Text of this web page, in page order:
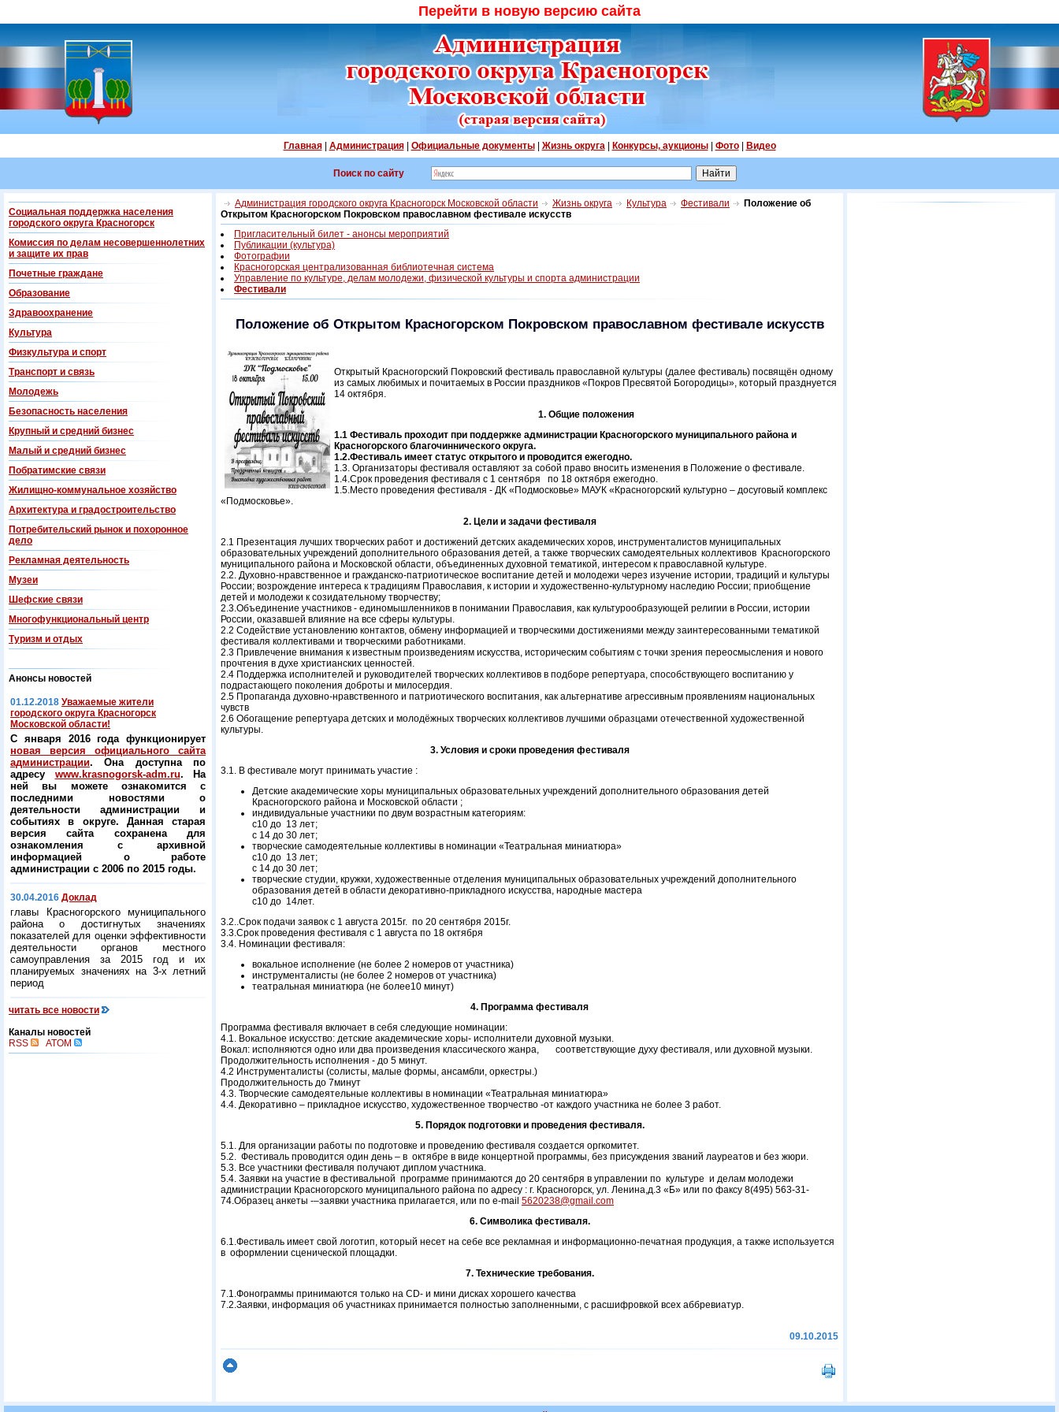
Перейти в новую версию сайта
Главная| Администрация| Официальные документы| Жизнь округа| Конкурсы, аукционы| Фото| Видео
Поиск по сайту
Социальная поддержка населения
городского округа Красногорск
Комиссия по делам несовершеннолетних
и защите их прав
Почетные граждане
Образование
Здравоохранение
Культура
Физкультура и спорт
Транспорт и связь
Молодежь
Безопасность населения
Крупный и средний бизнес
Малый и средний бизнес
Побратимские связи
Жилищно-коммунальное хозяйство
Архитектура и градостроительство
Потребительский рынок и похоронное
дело
Рекламная деятельность
Музеи
Шефские связи
Многофункциональный центр
Туризм и отдых
Анонсы новостей
01.12.2018 Уважаемые жители
городского округа Красногорск
Московской области!
С января 2016 года функционирует
новая версия официального сайта
администрации. Она доступна по
адресу www.krasnogorsk-adm.ru. На
ней вы можете ознакомится с
последними новостями о
деятельности администрации и
событиях в округе. Данная старая
версия сайта сохранена для
ознакомления с архивной
информацией о работе
администрации с 2006 по 2015 годы.
30.04.2016 Доклад
главы Красногорского муниципального
района о достигнутых значениях
показателей для оценки эффективности
деятельности органов местного
самоуправления за 2015 год и их
планируемых значениях на 3-х летний
период
читать все новости
Каналы новостей
RSS
ATOM
Администрация городского округа Красногорск Московской области Жизнь округа Культура Фестивали
Положение об
Открытом Красногорском Покровском православном фестивале искусств
Пригласительный билет - анонсы мероприятий
Публикации (культура)
Фотографии
Красногорская централизованная библиотечная система
Управление по культуре, делам молодежи, физической культуры и спорта администрации
Фестивали
Положение об Открытом Красногорском Покровском православном фестивале искусств
Открытый Красногорский Покровский фестиваль православной культуры (далее фестиваль) посвящён одному
из самых любимых и почитаемых в России праздников «Покров Пресвятой Богородицы», который празднуется
14 октября.
1. Общие положения
1.1 Фестиваль проходит при поддержке администрации Красногорского муниципального района и
Красногорского благочиннического округа.
1.2.Фестиваль имеет статус открытого и проводится ежегодно.
1.3. Организаторы фестиваля оставляют за собой право вносить изменения в Положение о фестивале.
1.4.Срок проведения фестиваля с 1 сентября по 18 октября ежегодно.
1.5.Место проведения фестиваля - ДК «Подмосковье» МАУК «Красногорский культурно – досуговый комплекс
«Подмосковье».
2. Цели и задачи фестиваля
2.1 Презентация лучших творческих работ и достижений детских академических хоров, инструменталистов муниципальных
образовательных учреждений дополнительного образования детей, а также творческих самодеятельных коллективов Красногорского
муниципального района и Московской области, объединенных духовной тематикой, интересом к православной культуре.
2.2. Духовно-нравственное и гражданско-патриотическое воспитание детей и молодежи через изучение истории, традиций и культуры
России; возрождение интереса к традициям Православия, к истории и художественно-культурному наследию России; приобщение
детей и молодежи к созидательному творчеству;
2.3.Объединение участников - единомышленников в понимании Православия, как культурообразующей религии в России, истории
России, оказавшей влияние на все сферы культуры.
2.2 Содействие установлению контактов, обмену информацией и творческими достижениями между заинтересованными тематикой
фестиваля коллективами и творческими работниками.
2.3 Привлечение внимания к известным произведениям искусства, историческим событиям с точки зрения переосмысления и нового
прочтения в духе христианских ценностей.
2.4 Поддержка исполнителей и руководителей творческих коллективов в подборе репертуара, способствующего воспитанию у
подрастающего поколения доброты и милосердия.
2.5 Пропаганда духовно-нравственного и патриотического воспитания, как альтернативе агрессивным проявлениям национальных
чувств
2.6 Обогащение репертуара детских и молодёжных творческих коллективов лучшими образцами отечественной художественной
культуры.
3. Условия и сроки проведения фестиваля
3.1. В фестивале могут принимать участие :
Детские академические хоры муниципальных образовательных учреждений дополнительного образования детей
Красногорского района и Московской области ;
индивидуальные участники по двум возрастным категориям:
с10 до 13 лет;
с 14 до 30 лет;
творческие самодеятельные коллективы в номинации «Театральная миниатюра»
с10 до 13 лет;
с 14 до 30 лет;
творческие студии, кружки, художественные отделения муниципальных образовательных учреждений дополнительного
образования детей в области декоративно-прикладного искусства, народные мастера
с10 до 14лет.
3.2..Срок подачи заявок с 1 августа 2015г. по 20 сентября 2015г.
3.3.Срок проведения фестиваля с 1 августа по 18 октября
3.4. Номинации фестиваля:
вокальное исполнение (не более 2 номеров от участника)
инструменталисты (не более 2 номеров от участника)
театральная миниатюра (не более10 минут)
4. Программа фестиваля
Программа фестиваля включает в себя следующие номинации:
4.1. Вокальное искусство: детские академические хоры- исполнители духовной музыки.
Вокал: исполняются одно или два произведения классического жанра, соответствующие духу фестиваля, или духовной музыки.
Продолжительность исполнения - до 5 минут.
4.2 Инструменталисты (солисты, малые формы, ансамбли, оркестры.)
Продолжительность до 7минут
4.3. Творческие самодеятельные коллективы в номинации «Театральная миниатюра»
4.4. Декоративно – прикладное искусство, художественное творчество -от каждого участника не более 3 работ.
5. Порядок подготовки и проведения фестиваля.
5.1. Для организации работы по подготовке и проведению фестиваля создается оргкомитет.
5.2. Фестиваль проводится один день – в октябре в виде концертной программы, без присуждения званий лауреатов и без жюри.
5.3. Все участники фестиваля получают диплом участника.
5.4. Заявки на участие в фестивальной программе принимаются до 20 сентября в управлении по культуре и делам молодежи
администрации Красногорского муниципального района по адресу : г. Красногорск, ул. Ленина,д.3 «Б» или по факсу 8(495) 563-31-
74.Образец анкеты -–заявки участника прилагается, или по e-mail 5620238@gmail.com
6. Символика фестиваля.
6.1.Фестиваль имеет свой логотип, который несет на себе все рекламная и информационно-печатная продукция, а также используется
в оформлении сценической площадки.
7. Технические требования.
7.1.Фонограммы принимаются только на CD- и мини дисках хорошего качества
7.2.Заявки, информация об участниках принимается полностью заполненными, с расшифровкой всех аббревиатур.
09.10.2015